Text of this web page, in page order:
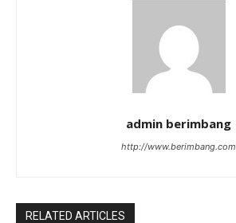
admin berimbang
http://www.berimbang.com
RELATED ARTICLES